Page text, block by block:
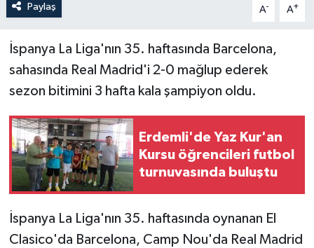
Paylaş A- A+
İspanya La Liga'nın 35. haftasında Barcelona,
sahasında Real Madrid'i 2-0 mağlup ederek
sezon bitimini 3 hafta kala şampiyon oldu.
Erdemli'de Yaz Kur'an
Kursu öğrencileri futbol
turnuvasında buluştu
İspanya La Liga'nın 35. haftasında oynanan El
Clasico'da Barcelona, Camp Nou'da Real Madrid